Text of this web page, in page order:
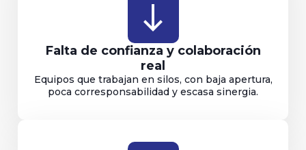
south
Falta de confianza y colaboración
real
Equipos que trabajan en silos, con baja apertura,
poca corresponsabilidad y escasa sinergia.